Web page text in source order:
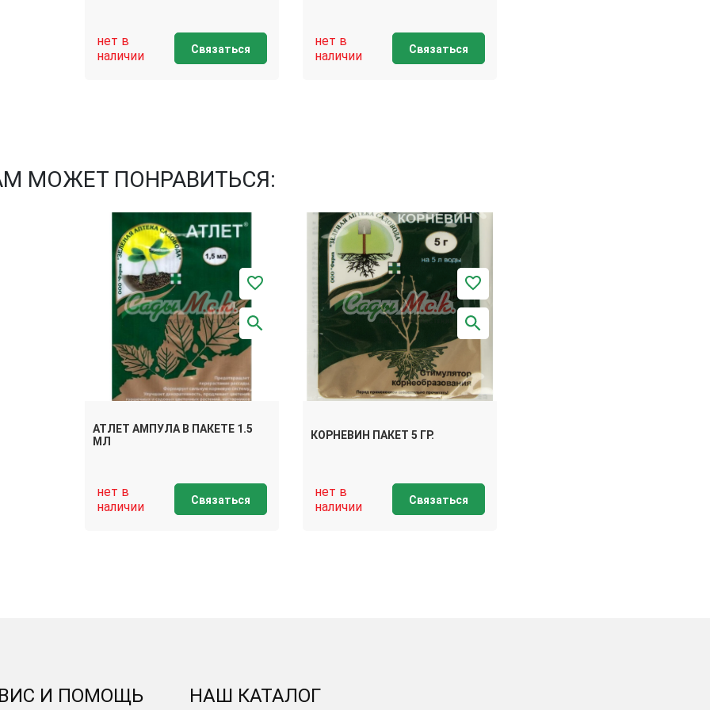
нет в
наличии
Связаться
нет в
наличии
Связаться
МОЖЕТ ПОНРАВИТЬСЯ:
АТЛЕТ АМПУЛА В ПАКЕТЕ 1.5
МЛ
нет в
наличии
Связаться
КОРНЕВИН ПАКЕТ 5 ГР.
нет в
наличии
Связаться
И ПОМОЩЬ НАШ КАТАЛОГ